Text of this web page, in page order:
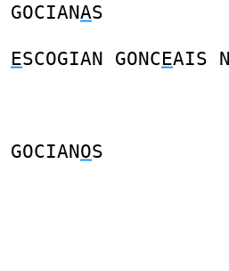
GOCIANAS
ESCOGIAN GONCEAIS N
GOCIANOS